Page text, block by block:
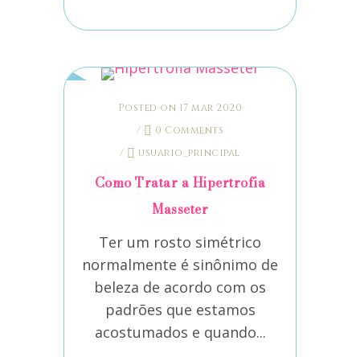
Posted on 17 mar 2020
/
0 Comments
/
usuario_principal
Como Tratar a Hipertrofia
Masseter
Ter um rosto simétrico
normalmente é sinônimo de
beleza de acordo com os
padrões que estamos
acostumados e quando...